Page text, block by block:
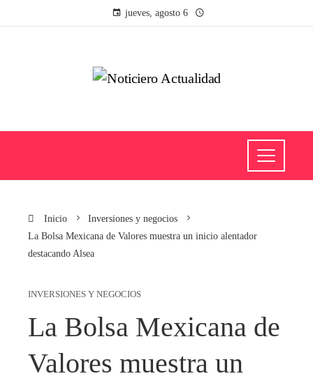
jueves, agosto 6
Inicio
Inversiones y negocios
La Bolsa Mexicana de Valores muestra un inicio alentador
destacando Alsea
INVERSIONES Y NEGOCIOS
La Bolsa Mexicana de
Valores muestra un